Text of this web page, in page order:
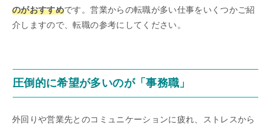
のがおすすめです。営業からの転職が多い仕事をいくつかご紹
介しますので、転職の参考にしてください。
圧倒的に希望が多いのが「事務職」
外回りや営業先とのコミュニケーションに疲れ、ストレスから